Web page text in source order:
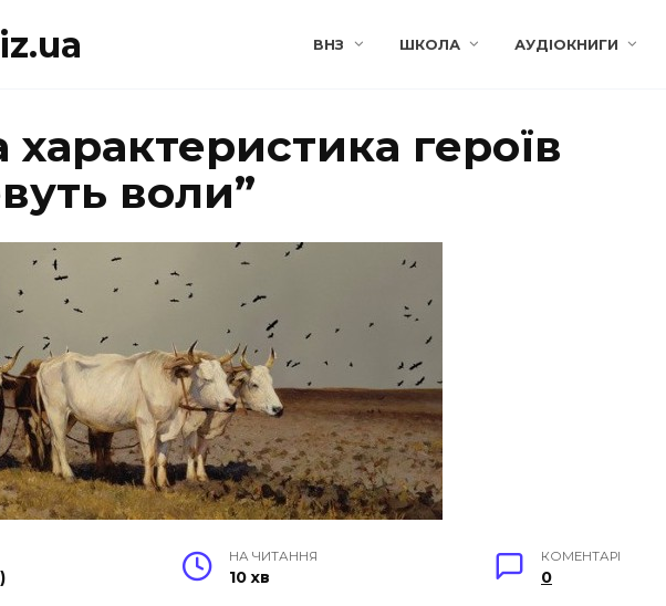
ВНЗ ШКОЛА АУДІОКНИГИ
характеристика героїв
воли”
НА ЧИТАННЯ
10 хв
КОМЕНТАРІ
0